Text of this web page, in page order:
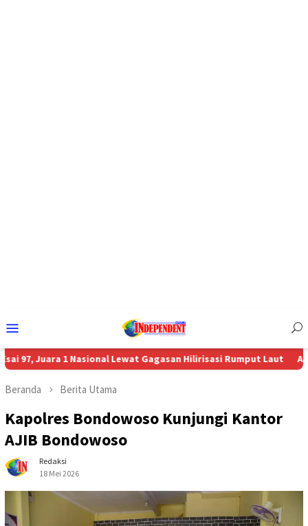
Mobile
1 Nasional Lewat Gagasan Hilirisasi Rumput Laut Aon
Beranda Berita Utama
Kapolres Bondowoso Kunjungi Kantor
AJIB Bondowoso
Redaksi
18 Mei 2026